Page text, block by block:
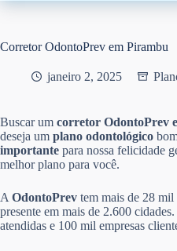
Corretor OdontoPrev em Pirambu
janeiro 2, 2025
Buscar um corretor OdontoPrev
deseja um plano odontológico
importante para nossa felicidade
melhor plano para você.
A OdontoPrev tem mais de 28
presente em mais de 2.600
atendidas e 100 mil empresas